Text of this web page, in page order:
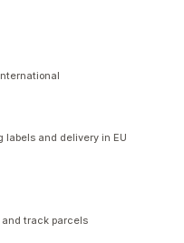
labels and delivery in EU
and track parcels